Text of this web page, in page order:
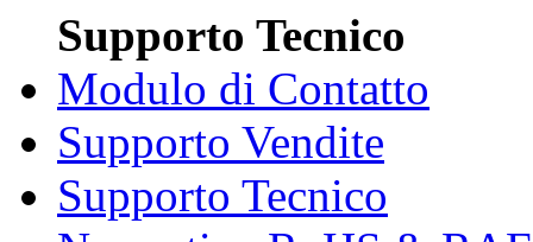
Supporto Tecnico
Modulo di Contatto
Supporto Vendite
Supporto Tecnico